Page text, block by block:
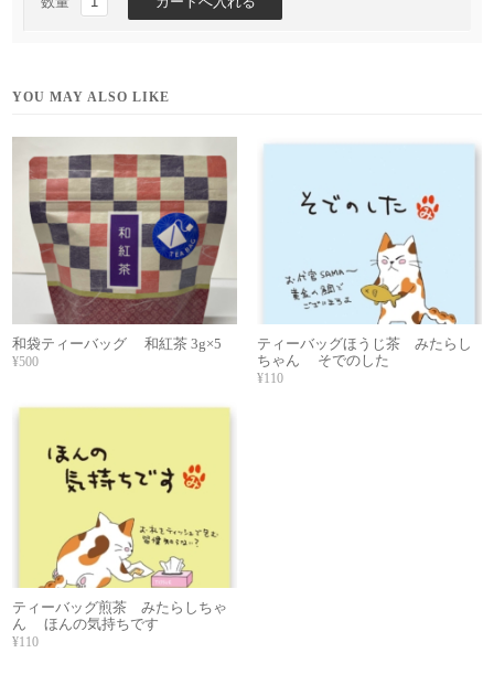
YOU MAY ALSO LIKE
和袋ティーバッグ 和紅茶 3g×5
¥500
ティーバッグほうじ茶 みたらし
ちゃん そでのした
¥110
ティーバッグ煎茶 みたらしちゃ
ん ほんの気持ちです
¥110